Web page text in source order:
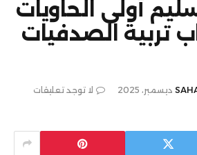
أولى الحاويات
تربية الصدفيات
لا توجد تعليقات